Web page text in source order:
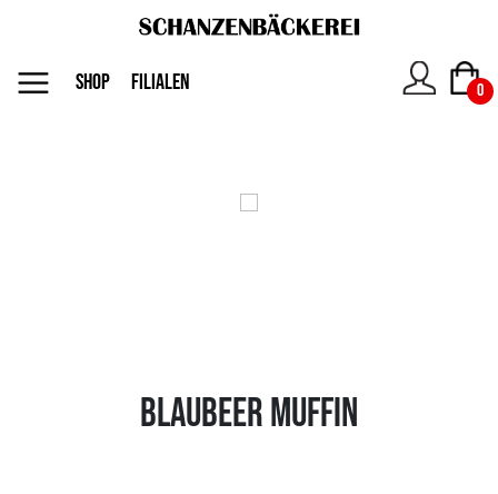
SHOP FILIALEN 0
Blaubeer Muffin